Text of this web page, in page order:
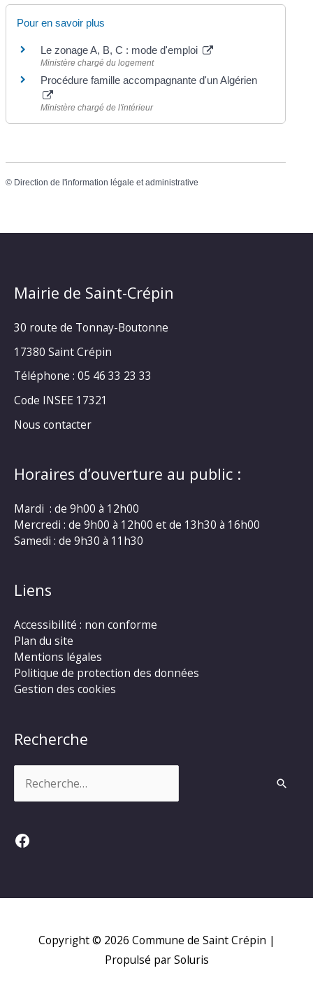
Pour en savoir plus
Le zonage A, B, C : mode d'emploi
Ministère chargé du logement
Procédure famille accompagnante d'un Algérien
Ministère chargé de l'intérieur
© Direction de l'information légale et administrative
Mairie de Saint-Crépin
30 route de Tonnay-Boutonne
17380 Saint Crépin
Téléphone : 05 46 33 23 33
Code INSEE 17321
Nous contacter
Horaires d’ouverture au public :
Mardi : de 9h00 à 12h00
Mercredi : de 9h00 à 12h00 et de 13h30 à 16h00
Samedi : de 9h30 à 11h30
Liens
Accessibilité : non conforme
Plan du site
Mentions légales
Politique de protection des données
Gestion des cookies
Recherche
Facebook
Copyright © 2026 Commune de Saint Crépin |
Propulsé par Soluris